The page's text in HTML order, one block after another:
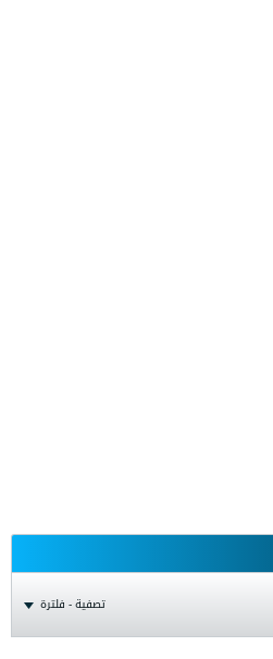
تصفية - فلترة